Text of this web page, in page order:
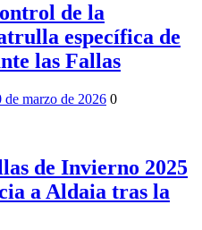
de la
específica de
las Fallas
de marzo de 2026 0
de Invierno 2025
a Aldaia tras la